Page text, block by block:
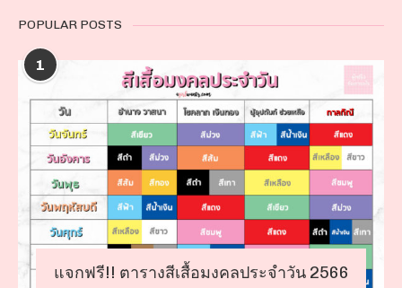
POPULAR POSTS
1
แจกฟรี!! ตารางสีเสื้อมงคลประจำวัน 2566